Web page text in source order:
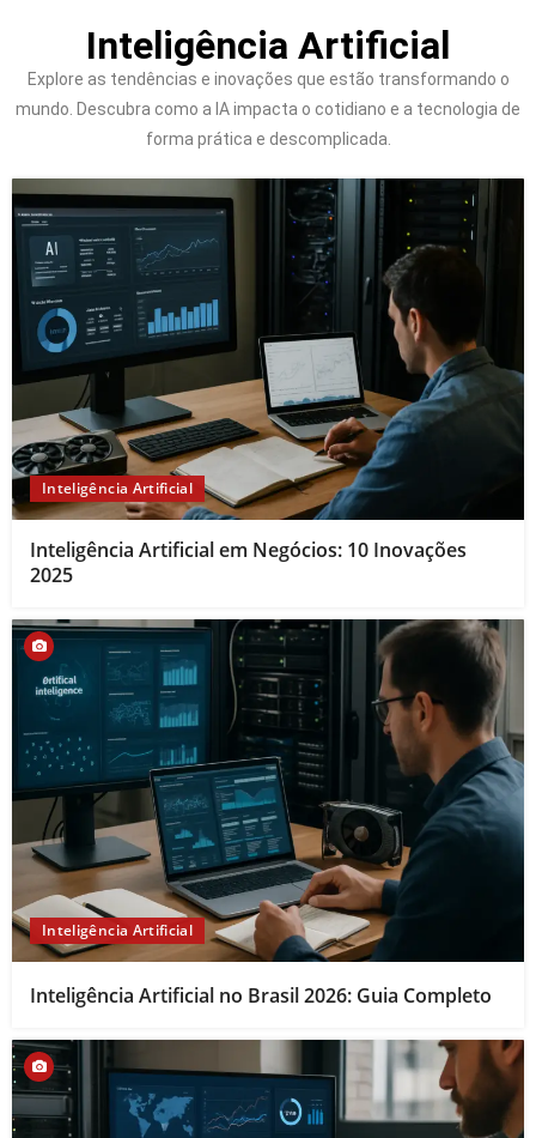
Inteligência Artificial
Explore as tendências e inovações que estão transformando o
mundo. Descubra como a IA impacta o cotidiano e a tecnologia de
forma prática e descomplicada.
Inteligência Artificial
Inteligência Artificial em Negócios: 10 Inovações
2025
Inteligência Artificial
Inteligência Artificial no Brasil 2026: Guia Completo